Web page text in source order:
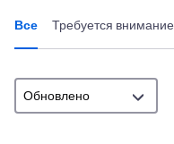
Все Требуется внимание